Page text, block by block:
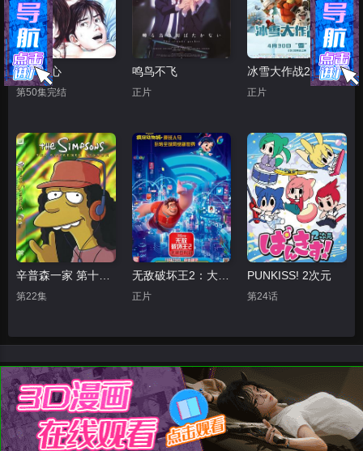
天使之心
第50集完结
鸣鸟不飞
正片
冰雪大作战2（原声版）
正片
第22集
无敌破坏王2：大闹互联网
正片
PUNKISS! 2次元
第24话